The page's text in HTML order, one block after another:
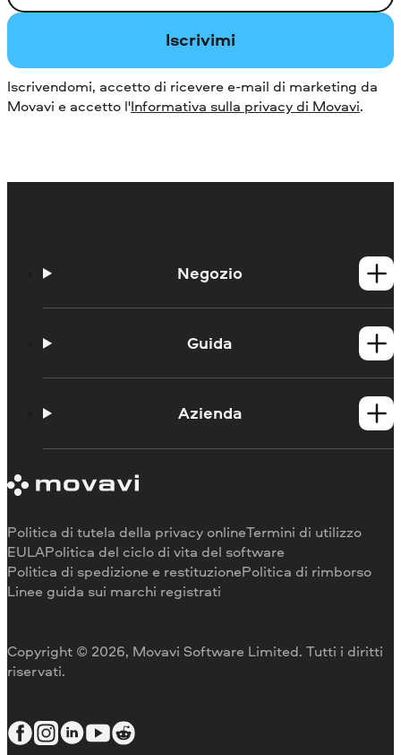
Iscrivimi
Iscrivendomi, accetto di ricevere e-mail di marketing da
Movavi e accetto l'Informativa sulla privacy di Movavi.
Negozio
Prodotti per Mac
Guida
Portale didattico
Limitazioni della versione di prova
Rimborso
Azienda
Testimonianze
Perché scegliere noi
Per il lavoro
Copyright © 2026, Movavi Software Limited. Tutti i diritti
riservati.
Politica di tutela della privacy onlineTermini di utilizzo
EULAPolitica del ciclo di vita del software
Politica di spedizione e restituzionePolitica di rimborso
Linee guida sui marchi registrati